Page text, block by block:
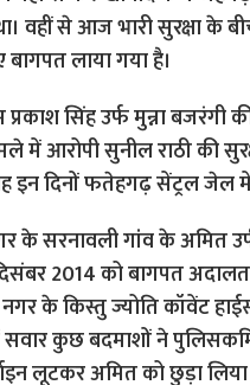
प्रकाश सिंह उर्फ मुन्ना
में आरोपी सुनील राठी की
इन दिनों फतेहगढ़ सेंट्रल जेल
के सरनावली गांव के अमित
2014 को बागपत
के किस्तु ज्योति कॉवेंट
सवार कुछ बदमाशों ने
लूटकर अमित को छुड़ा